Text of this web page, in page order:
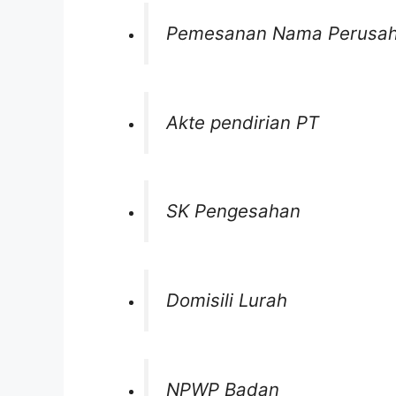
Pemesanan Nama
Akte pendirian PT
SK Pengesahan
Domisili Lurah
NPWP Badan